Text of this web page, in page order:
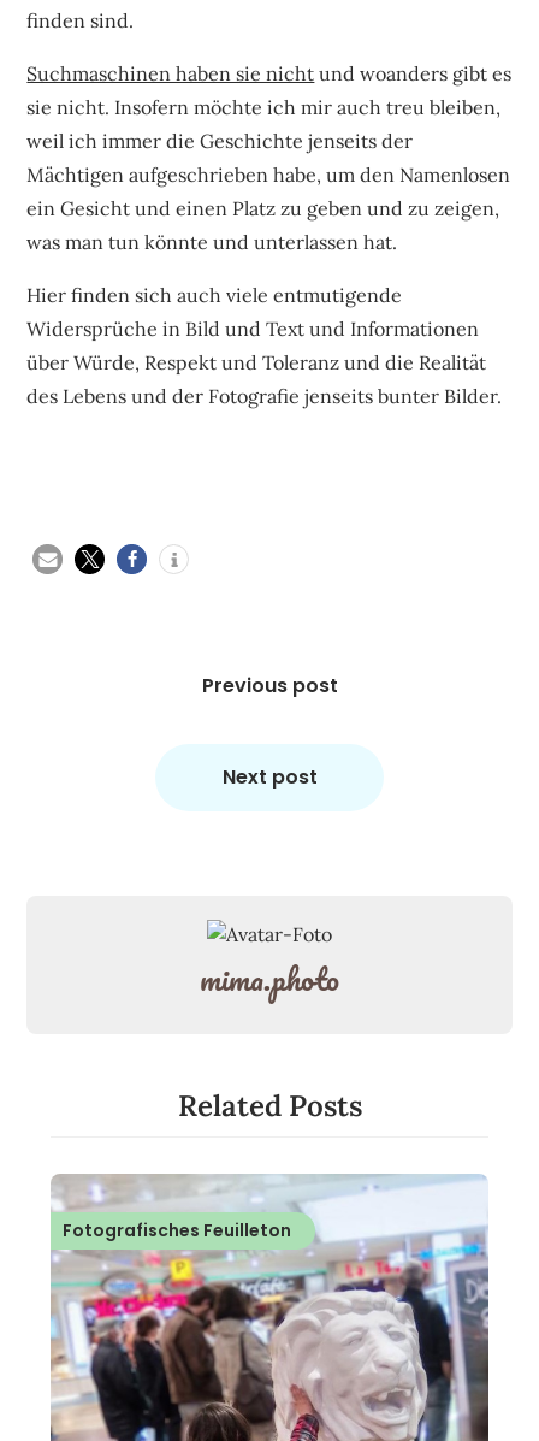
finden sind.
Suchmaschinen haben sie nicht und woanders gibt es
sie nicht. Insofern möchte ich mir auch treu bleiben,
weil ich immer die Geschichte jenseits der
Mächtigen aufgeschrieben habe, um den Namenlosen
ein Gesicht und einen Platz zu geben und zu zeigen,
was man tun könnte und unterlassen hat.
Hier finden sich auch viele entmutigende
Widersprüche in Bild und Text und Informationen
über Würde, Respekt und Toleranz und die Realität
des Lebens und der Fotografie jenseits bunter Bilder.
Previous post
Next post
mima.photo
Related Posts
Fotografisches Feuilleton